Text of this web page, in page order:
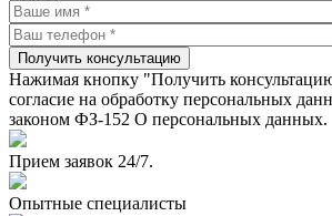
Получить консультацию
Нажимая кнопку "Получить
согласие на обработку персональных
законом ФЗ-152 О персональных данных.
Прием заявок 24/7.
Опытные специалисты